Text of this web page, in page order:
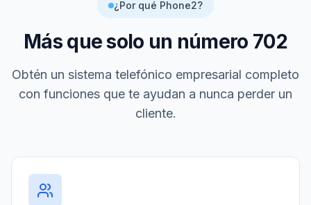
¿Por qué Phone2?
Más que solo un número 702
Obtén un sistema telefónico empresarial completo
con funciones que te ayudan a nunca perder un
cliente.